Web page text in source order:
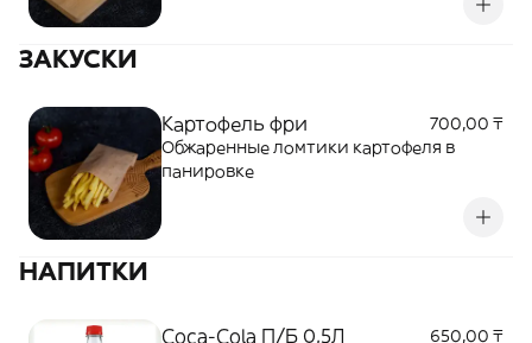
ЗАКУСКИ
Картофель фри
700,00 ₸
Обжаренные ломтики картофеля в
панировке
НАПИТКИ
Coca-Cola П/Б 0,5Л 650,00 ₸